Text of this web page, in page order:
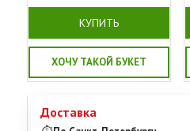
КУПИТЬ
ХОЧУ ТАКОЙ БУКЕТ
Доставка